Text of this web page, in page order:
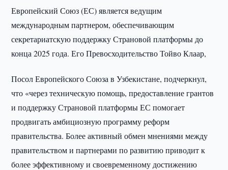
Европейский Союз (ЕС) является ведущим
международным партнером, обеспечивающим
секретариатскую поддержку Страновой платформы до
конца 2025 года. Его Превосходительство Тойво Клаар,
Посол Европейского Союза в Узбекистане, подчеркнул,
что «через техническую помощь, предоставление грантов
и поддержку Страновой платформы ЕС помогает
продвигать амбициозную программу реформ
правительства. Более активный обмен мнениями между
правительством и партнерами по развитию приводит к
более эффективному и своевременному достижению